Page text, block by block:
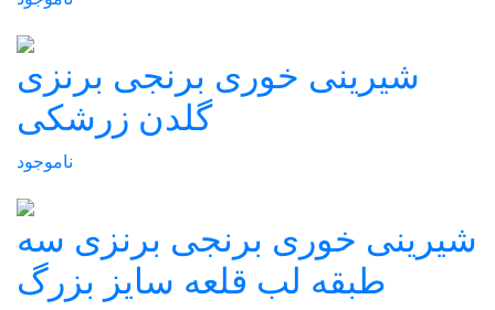
شيرينی خوری برنجی برنزی
گلدن زرشکی
ناموجود
شيرينی خوری برنجی برنزی سه
طبقه لب قلعه سايز بزرگ